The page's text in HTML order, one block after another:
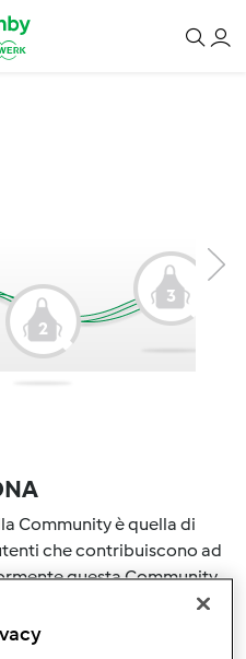
2
3
Community è quella di
che contribuiscono ad
questa Community.
il raggiungimento di